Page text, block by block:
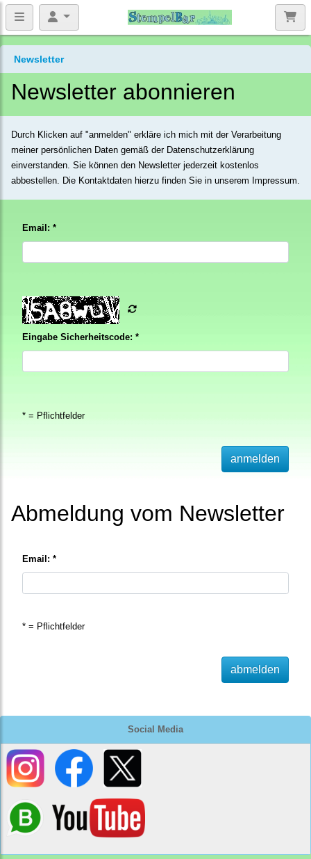
Social Media
Newsletter
Newsletter abonnieren
Durch Klicken auf "anmelden" erkläre ich mich mit der Verarbeitung
meiner persönlichen Daten gemäß der Datenschutzerklärung
einverstanden. Sie können den Newsletter jederzeit kostenlos
abbestellen. Die Kontaktdaten hierzu finden Sie in unserem Impressum.
Email: *
Eingabe Sicherheitscode: *
* = Pflichtfelder
anmelden
Abmeldung vom Newsletter
Email: *
* = Pflichtfelder
abmelden